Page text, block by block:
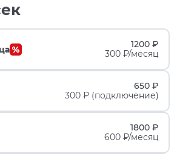
1200 ₽
300 ₽/месяц
650 ₽
300 ₽ (подключение)
1800 ₽
600 ₽/месяц